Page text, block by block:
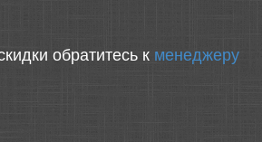
обратитесь к менеджеру